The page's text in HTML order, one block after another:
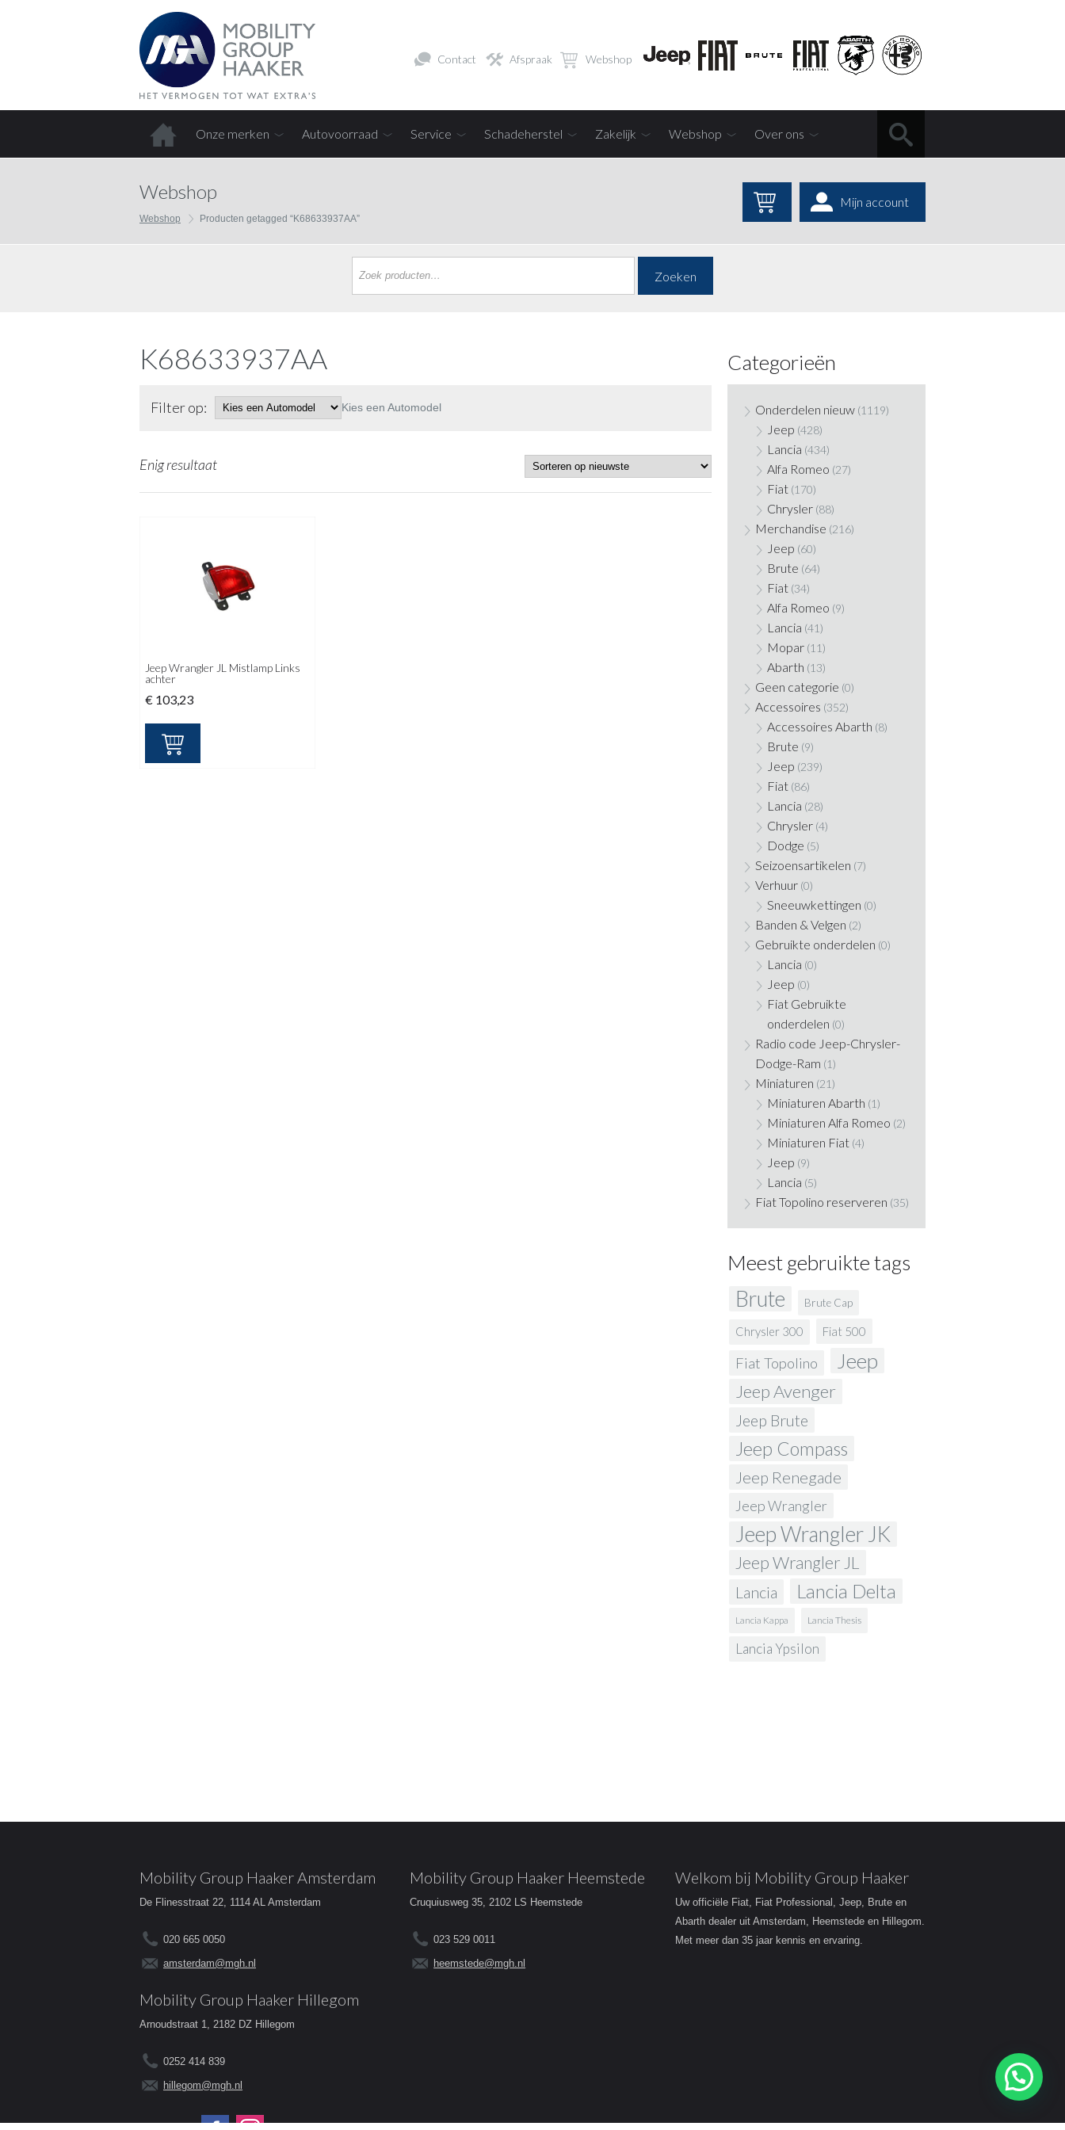
Contact Afspraak Webshop
Onze merken Autovoorraad Service Schadeherstel Zakelijk Webshop Over ons
Webshop
Webshop Producten getagged “K68633937AA”
Mijn account
Zoeken
K68633937AA
Filter op: Kies een Automodel
Enig resultaat
Jeep Wrangler JL Mistlamp Links
achter
€ 103,23
Categorieën
Onderdelen nieuw (1119)
Jeep (428)
Lancia (434)
Alfa Romeo (27)
Fiat (170)
Chrysler (88)
Merchandise (216)
Jeep (60)
Brute (64)
Fiat (34)
Alfa Romeo (9)
Lancia (41)
Mopar (11)
Abarth (13)
Geen categorie (0)
Accessoires (352)
Accessoires Abarth (8)
Brute (9)
Jeep (239)
Fiat (86)
Lancia (28)
Chrysler (4)
Dodge (5)
Seizoensartikelen (7)
Verhuur (0)
Sneeuwkettingen (0)
Banden & Velgen (2)
Gebruikte onderdelen (0)
Lancia (0)
Jeep (0)
Fiat Gebruikte
onderdelen (0)
Radio code Jeep-Chrysler-
Dodge-Ram (1)
Miniaturen (21)
Miniaturen Abarth (1)
Miniaturen Alfa Romeo (2)
Miniaturen Fiat (4)
Jeep (9)
Lancia (5)
Fiat Topolino reserveren (35)
Meest gebruikte tags
Brute Brute Cap
Chrysler 300 Fiat 500
Fiat Topolino Jeep
Jeep Avenger
Jeep Brute
Jeep Compass
Jeep Renegade
Jeep Wrangler
Jeep Wrangler JK
Jeep Wrangler JL
Lancia Lancia Delta
Lancia Kappa Lancia Thesis
Lancia Ypsilon
Mobility Group Haaker Amsterdam
De Flinesstraat 22, 1114 AL Amsterdam
020 665 0050
amsterdam@mgh.nl
Mobility Group Haaker Heemstede
Cruquiusweg 35, 2102 LS Heemstede
023 529 0011
heemstede@mgh.nl
Mobility Group Haaker Hillegom
Arnoudstraat 1, 2182 DZ Hillegom
0252 414 839
hillegom@mgh.nl
Volg ons op:
Welkom bij Mobility Group Haaker
Uw officiële Fiat, Fiat Professional, Jeep, Brute en
Abarth dealer uit Amsterdam, Heemstede en Hillegom.
Met meer dan 35 jaar kennis en ervaring.